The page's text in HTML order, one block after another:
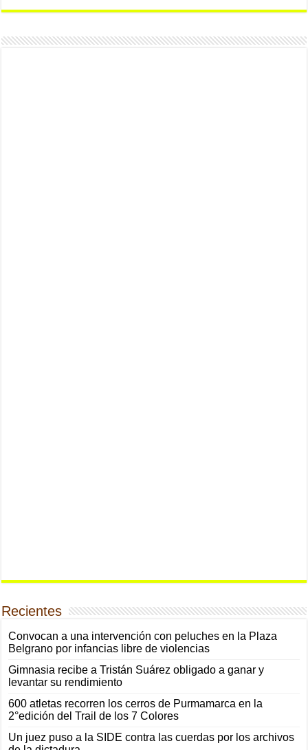
Recientes
Convocan a una intervención con peluches en la Plaza
Belgrano por infancias libre de violencias
Gimnasia recibe a Tristán Suárez obligado a ganar y
levantar su rendimiento
600 atletas recorren los cerros de Purmamarca en la
2°edición del Trail de los 7 Colores
Un juez puso a la SIDE contra las cuerdas por los archivos